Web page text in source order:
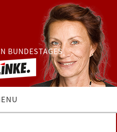
BUNDESTAGES